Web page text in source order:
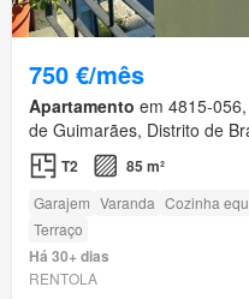
750 €/mês
Apartamento em 4815-
de Guimarães, Distrito de
T2 85 m²
Garajem Varanda Cozinha
Terraço
Há 30+ dias
RENTOLA